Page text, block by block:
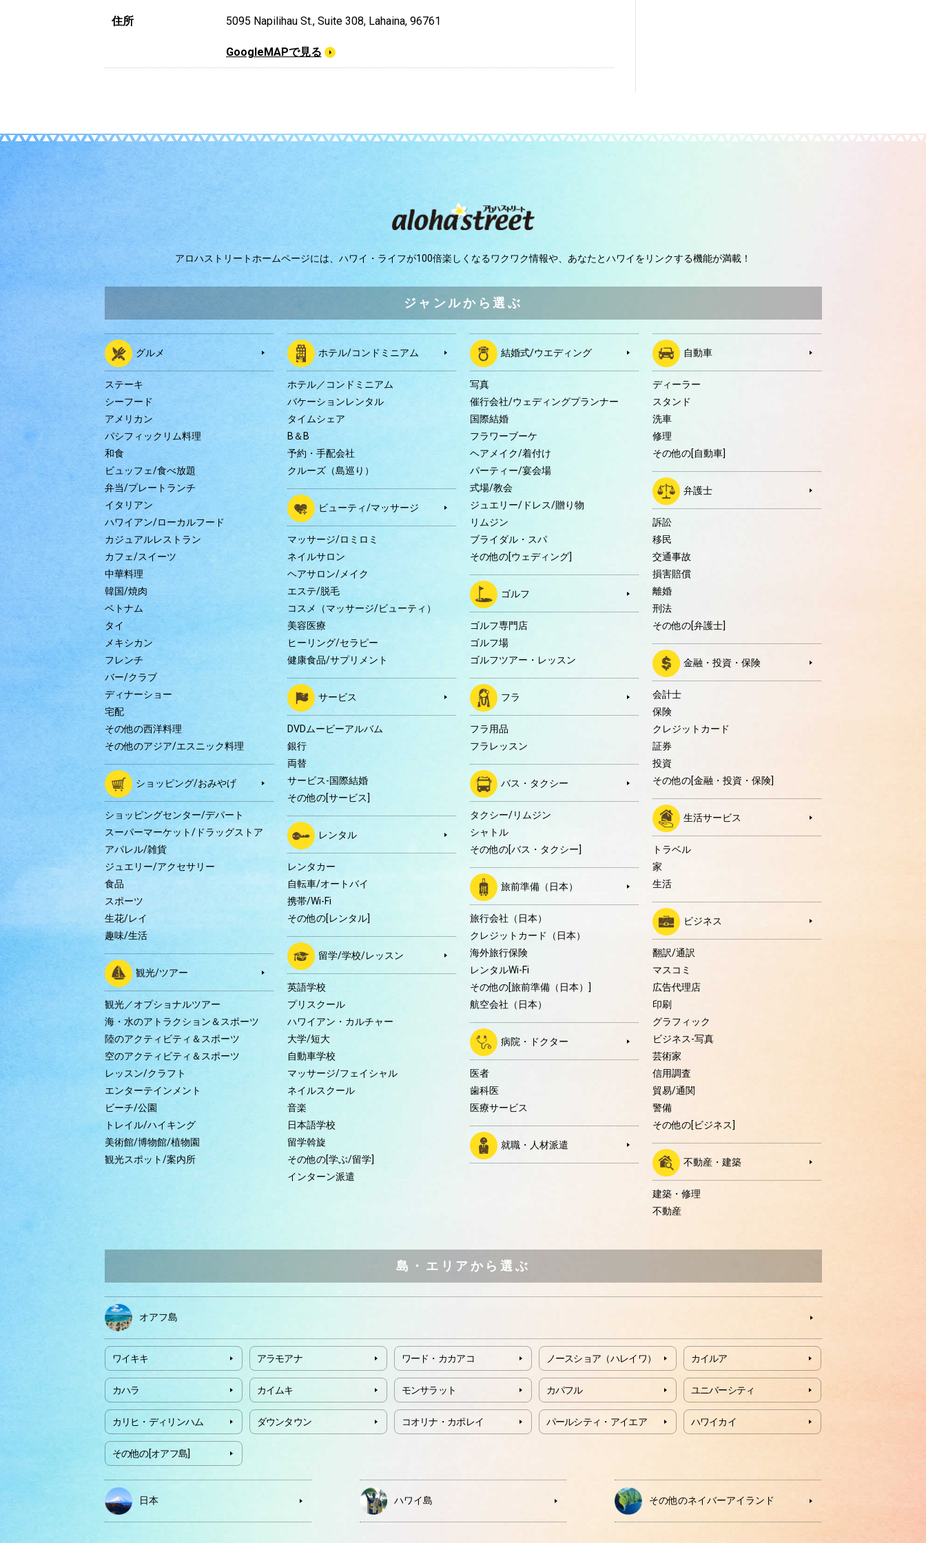
住所 5095 Napilihau St., Suite 308, Lahaina, 96761
GoogleMAPで見る
アロハストリートホームページには、 ハワイ・ライフが100倍楽しくなるワクワク情報や、 あなたとハワイをリンクする機能が満載！
ジャンルから選ぶ
グルメ
ステーキ
シーフード
アメリカン
パシフィックリム料理
和食
ビュッフェ/食べ放題
弁当/プレートランチ
イタリアン
ハワイアン/ローカルフード
カジュアルレストラン
カフェ/スイーツ
中華料理
韓国/焼肉
ベトナム
タイ
メキシカン
フレンチ
バー/クラブ
ディナーショー
宅配
その他の西洋料理
その他のアジア/エスニック料理
ショッピング/おみやげ
ショッピングセンター/デパート
スーパーマーケット/ドラッグストア
アパレル/雑貨
ジュエリー/アクセサリー
食品
スポーツ
生花/レイ
趣味/生活
観光/ツアー
観光／オプショナルツアー
海・水のアトラクション＆スポーツ
陸のアクティビティ＆スポーツ
空のアクティビティ＆スポーツ
レッスン/クラフト
エンターテインメント
ビーチ/公園
トレイル/ハイキング
美術館/博物館/植物園
観光スポット/案内所
ホテル/コンドミニアム
ホテル／コンドミニアム
バケーションレンタル
タイムシェア
B＆B
予約・手配会社
クルーズ（島巡り）
ビューティ/マッサージ
マッサージ/ロミロミ
ネイルサロン
ヘアサロン/メイク
エステ/脱毛
コスメ（マッサージ/ビューティ）
美容医療
ヒーリング/セラピー
健康食品/サプリメント
サービス
DVDムービーアルバム
銀行
両替
サービス-国際結婚
その他の[サービス]
レンタル
レンタカー
自転車/オートバイ
携帯/Wi-Fi
その他の[レンタル]
留学/学校/レッスン
英語学校
プリスクール
ハワイアン・カルチャー
大学/短大
自動車学校
マッサージ/フェイシャル
ネイルスクール
音楽
日本語学校
留学斡旋
その他の[学ぶ/留学]
インターン派遣
結婚式/ウエディング
写真
催行会社/ウェディングプランナー
国際結婚
フラワーブーケ
ヘアメイク/着付け
パーティー/宴会場
式場/教会
ジュエリー/ドレス/贈り物
リムジン
ブライダル・スパ
その他の[ウェディング]
ゴルフ
ゴルフ専門店
ゴルフ場
ゴルフツアー・レッスン
フラ
フラ用品
フラレッスン
バス・タクシー
タクシー/リムジン
シャトル
その他の[バス・タクシー]
旅前準備（日本）
旅行会社（日本）
クレジットカード（日本）
海外旅行保険
レンタルWi-Fi
その他の[旅前準備（日本）]
航空会社（日本）
病院・ドクター
医者
歯科医
医療サービス
就職・人材派遣
自動車
ディーラー
スタンド
洗車
修理
その他の[自動車]
弁護士
訴訟
移民
交通事故
損害賠償
離婚
刑法
その他の[弁護士]
金融・投資・保険
会計士
保険
クレジットカード
証券
投資
その他の[金融・投資・保険]
生活サービス
トラベル
家
生活
ビジネス
翻訳/通訳
マスコミ
広告代理店
印刷
グラフィック
ビジネス-写真
芸術家
信用調査
貿易/通関
警備
その他の[ビジネス]
不動産・建築
建築・修理
不動産
島・エリアから選ぶ
オアフ島
ワイキキ アラモアナ ワード・カカアコ ノースショア（ハレイワ） カイルア
カハラ カイムキ モンサラット カパフル ユニバーシティ
カリヒ・ディリンハム ダウンタウン コオリナ・カポレイ パールシティ・アイエア ハワイカイ
その他の[オアフ島]
日本 ハワイ島 その他のネイバーアイランド